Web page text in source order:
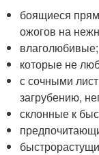
боящиеся
ожогов на
влаголюбивые;
которые не
с сочными
загрубению,
склонные к